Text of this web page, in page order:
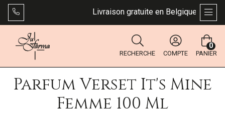
Livraison gratuite en Belgique dès
RECHERCHE COMPTE PANIER
0
Parfum Verset It's Mine
Femme 100 Ml